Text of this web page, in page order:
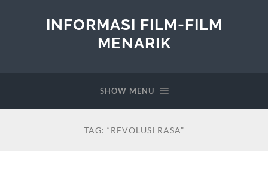
INFORMASI FILM-FILM
MENARIK
SHOW MENU
TAG: “REVOLUSI RASA”